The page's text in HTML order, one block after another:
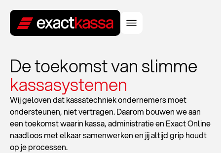
De toekomst van slimme
kassasystemen
Wij geloven dat kassatechniek ondernemers moet
ondersteunen, niet vertragen. Daarom bouwen we aan
een toekomst waarin kassa, administratie en Exact Online
naadloos met elkaar samenwerken en jij altijd grip houdt
op je processen.